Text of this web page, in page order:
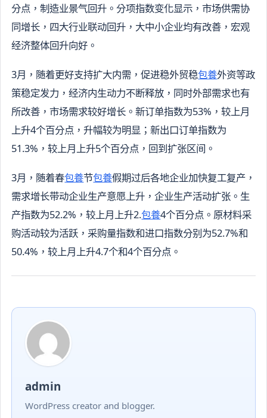
分点，制造业景气回升。分项指数变化显示，市场供需协
同增长，四大行业联动回升，大中小企业均有改善，宏观
经济整体回升向好。
3月，随着更好支持扩大内需，促进稳外贸稳包養外资等政
策稳定发力，经济内生动力不断释放，同时外部需求也有
所改善，市场需求较好增长。新订单指数为53%，较上月
上升4个百分点，升幅较为明显；新出口订单指数为
51.3%，较上月上升5个百分点，回到扩张区间。
3月，随着春包養节包養假期过后各地企业加快复工复产，
需求增长带动企业生产意愿上升，企业生产活动扩张。生
产指数为52.2%，较上月上升2.包養4个百分点。原材料采
购活动较为活跃，采购量指数和进口指数分别为52.7%和
50.4%，较上月上升4.7个和4个百分点。
admin
WordPress creator and blogger.